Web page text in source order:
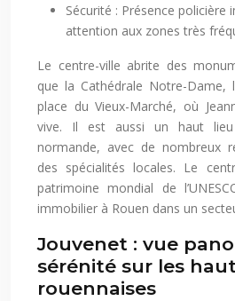
Sécurité : Présence policière
attention aux zones très
Le centre-ville abrite des
que la Cathédrale Notre-Dame,
place du Vieux-Marché, où
vive. Il est aussi un haut
normande, avec de nombreux
des spécialités locales. Le
patrimoine mondial de
immobilier à Rouen dans un
Jouvenet : vue
sérénité sur les
rouennaises